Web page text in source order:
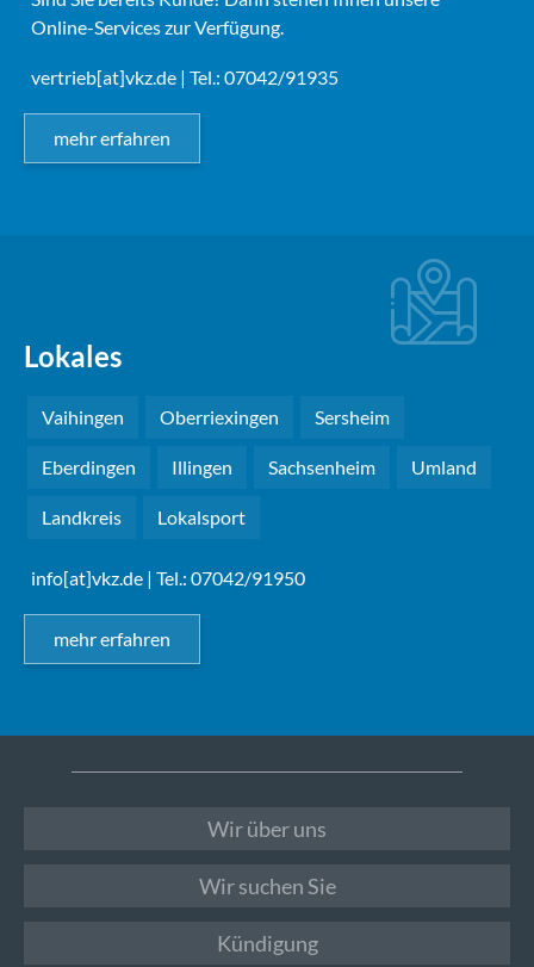
Online-Services zur Verfügung.
vertrieb[at]vkz.de | Tel.: 07042/91935
mehr erfahren
Lokales
Vaihingen Oberriexingen Sersheim
Eberdingen Illingen Sachsenheim Umland
Landkreis Lokalsport
info[at]vkz.de | Tel.: 07042/91950
mehr erfahren
Wir über uns
Wir suchen Sie
Kündigung